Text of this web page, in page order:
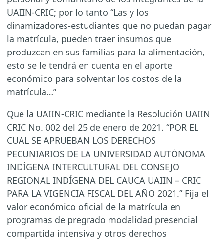
UAIIN-CRIC; por lo tanto “Las y los
dinamizadores-estudiantes que no puedan pagar
la matrícula, pueden traer insumos que
produzcan en sus familias para la alimentación,
esto se le tendrá en cuenta en el aporte
económico para solventar los costos de la
matrícula…”
Que la UAIIN-CRIC mediante la Resolución UAIIN
CRIC No. 002 del 25 de enero de 2021. “POR EL
CUAL SE APRUEBAN LOS DERECHOS
PECUNIARIOS DE LA UNIVERSIDAD AUTÓNOMA
INDÍGENA INTERCULTURAL DEL CONSEJO
REGIONAL INDÍGENA DEL CAUCA UAIIN – CRIC
PARA LA VIGENCIA FISCAL DEL AÑO 2021.” Fija el
valor económico oficial de la matrícula en
programas de pregrado modalidad presencial
compartida intensiva y otros derechos